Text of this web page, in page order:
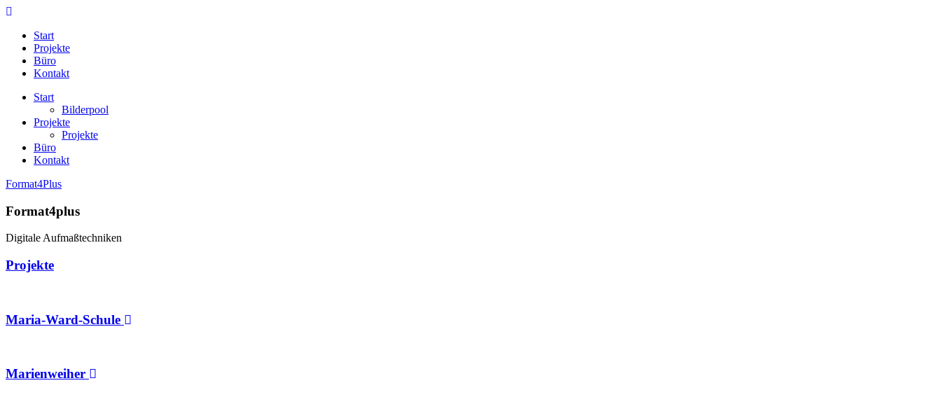
Start
Projekte
Büro
Kontakt
Start
Bilderpool
Projekte
Projekte
Büro
Kontakt
Format4Plus
Format4plus
Digitale Aufmaßtechniken
Projekte
Maria-Ward-Schule
Marienweiher